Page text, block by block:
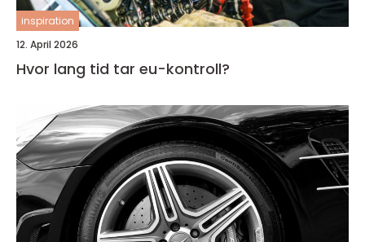
inspiration
12. April 2026
Hvor lang tid tar eu-kontroll?